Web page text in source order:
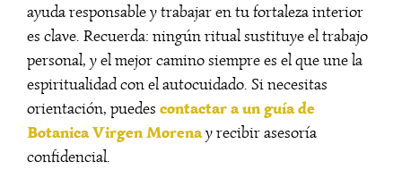
ayuda responsable y trabajar en tu fortaleza interior
es clave. Recuerda: ningún ritual sustituye el trabajo
personal, y el mejor camino siempre es el que une la
espiritualidad con el autocuidado. Si necesitas
orientación, puedes contactar a un guía de
Botanica Virgen Morenay recibir asesoría
confidencial.